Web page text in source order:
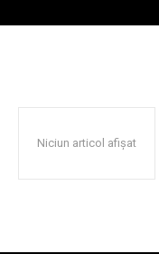
Niciun articol afișat